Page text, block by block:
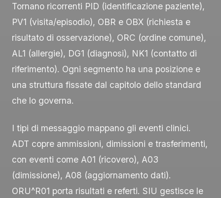
Tornano ricorrenti PID (identificazione paziente),
PV1 (visita/episodio), OBR e OBX (richiesta e
risultato di osservazione), ORC (ordine comune),
AL1 (allergie), DG1 (diagnosi), NK1 (contatto di
riferimento). Ogni segmento ha una posizione e
una struttura fissate dal capitolo dello standard
che lo governa.
I tipi di messaggio mappano gli eventi clinici.
ADT copre ammissioni, dimissioni e trasferimenti,
con eventi come A01 (ricovero), A03
(dimissione), A08 (aggiornamento dati).
ORU^R01 porta risultati e referti. SIU gestisce le